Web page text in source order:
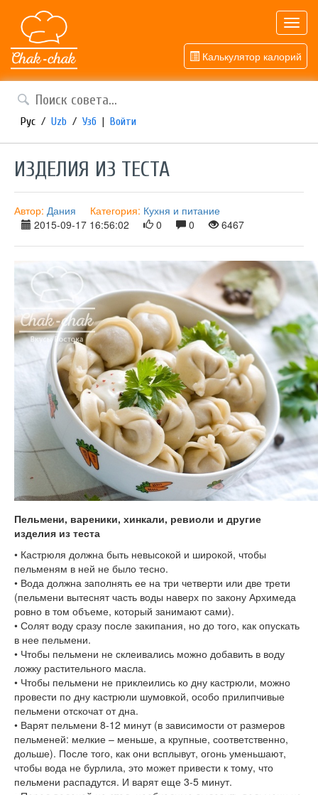
Калькулятор калорий
Рус / Uzb / Узб | Войти
ИЗДЕЛИЯ ИЗ ТЕСТА
Автор: Дания Категория: Кухня и питание
2015-09-17 16:56:02
0 0 6467
Пельмени, вареники, хинкали, ревиоли и другие
изделия из теста
• Кастрюля должна быть невысокой и широкой, чтобы
пельменям в ней не было тесно.
• Вода должна заполнять ее на три четверти или две трети
(пельмени вытеснят часть воды наверх по закону Архимеда
ровно в том объеме, который занимают сами).
• Солят воду сразу после закипания, но до того, как опускать
в нее пельмени.
• Чтобы пельмени не склеивались можно добавить в воду
ложку растительного масла.
• Чтобы пельмени не приклеились ко дну кастрюли, можно
провести по дну кастрюли шумовкой, особо прилипчивые
пельмени отскочат от дна.
• Варят пельмени 8-12 минут (в зависимости от размеров
пельменей: мелкие – меньше, а крупные, соответственно,
дольше). После того, как они всплывут, огонь уменьшают,
чтобы вода не бурлила, это может привести к тому, что
пельмени распадутся. И варят еще 3-5 минут.